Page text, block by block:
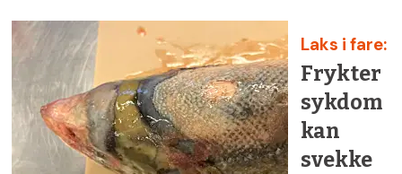
Laks i fare:
Frykter
sykdom
kan
svekke